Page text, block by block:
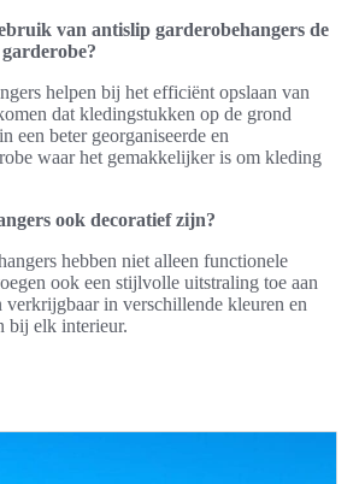
van antislip garderobehangers de
helpen bij het efficiënt opslaan van
dat kledingstukken op de grond
een beter georganiseerde en
waar het gemakkelijker is om kleding
ook decoratief zijn?
hebben niet alleen functionele
ook een stijlvolle uitstraling toe aan
verkrijgbaar in verschillende kleuren en
bij elk interieur.